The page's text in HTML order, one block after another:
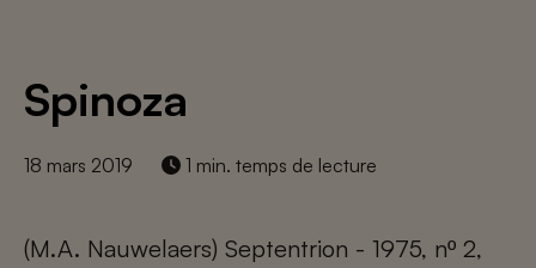
Spinoza
18 mars 2019 1 min. temps de lecture
(M.A. Nauwelaers) Septentrion - 1975, nº 2,